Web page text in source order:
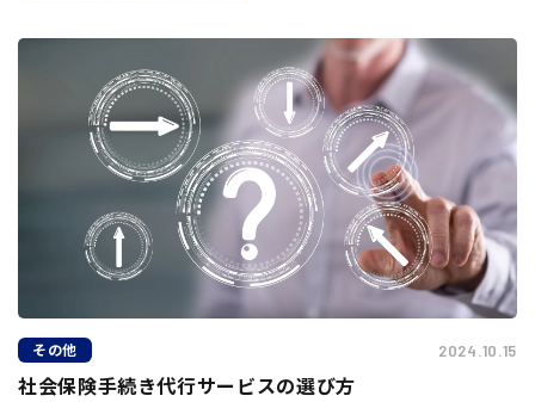
その他 2024.10.15
社会保険手続き代行サービスの選び方